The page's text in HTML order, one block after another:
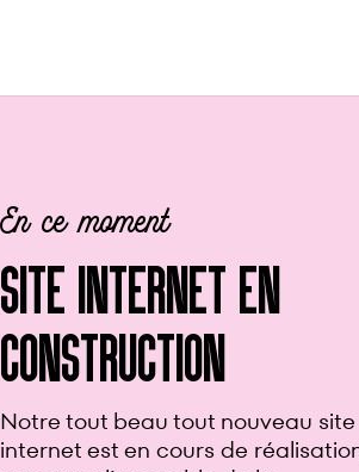
Mercredi 9 septembre
PRÉSENTATION DE
La traditionnelle et conviviale
présentation des spectacles qui
notre saison se déclinera cette
en deux versions :
À16hPrésentationà destination